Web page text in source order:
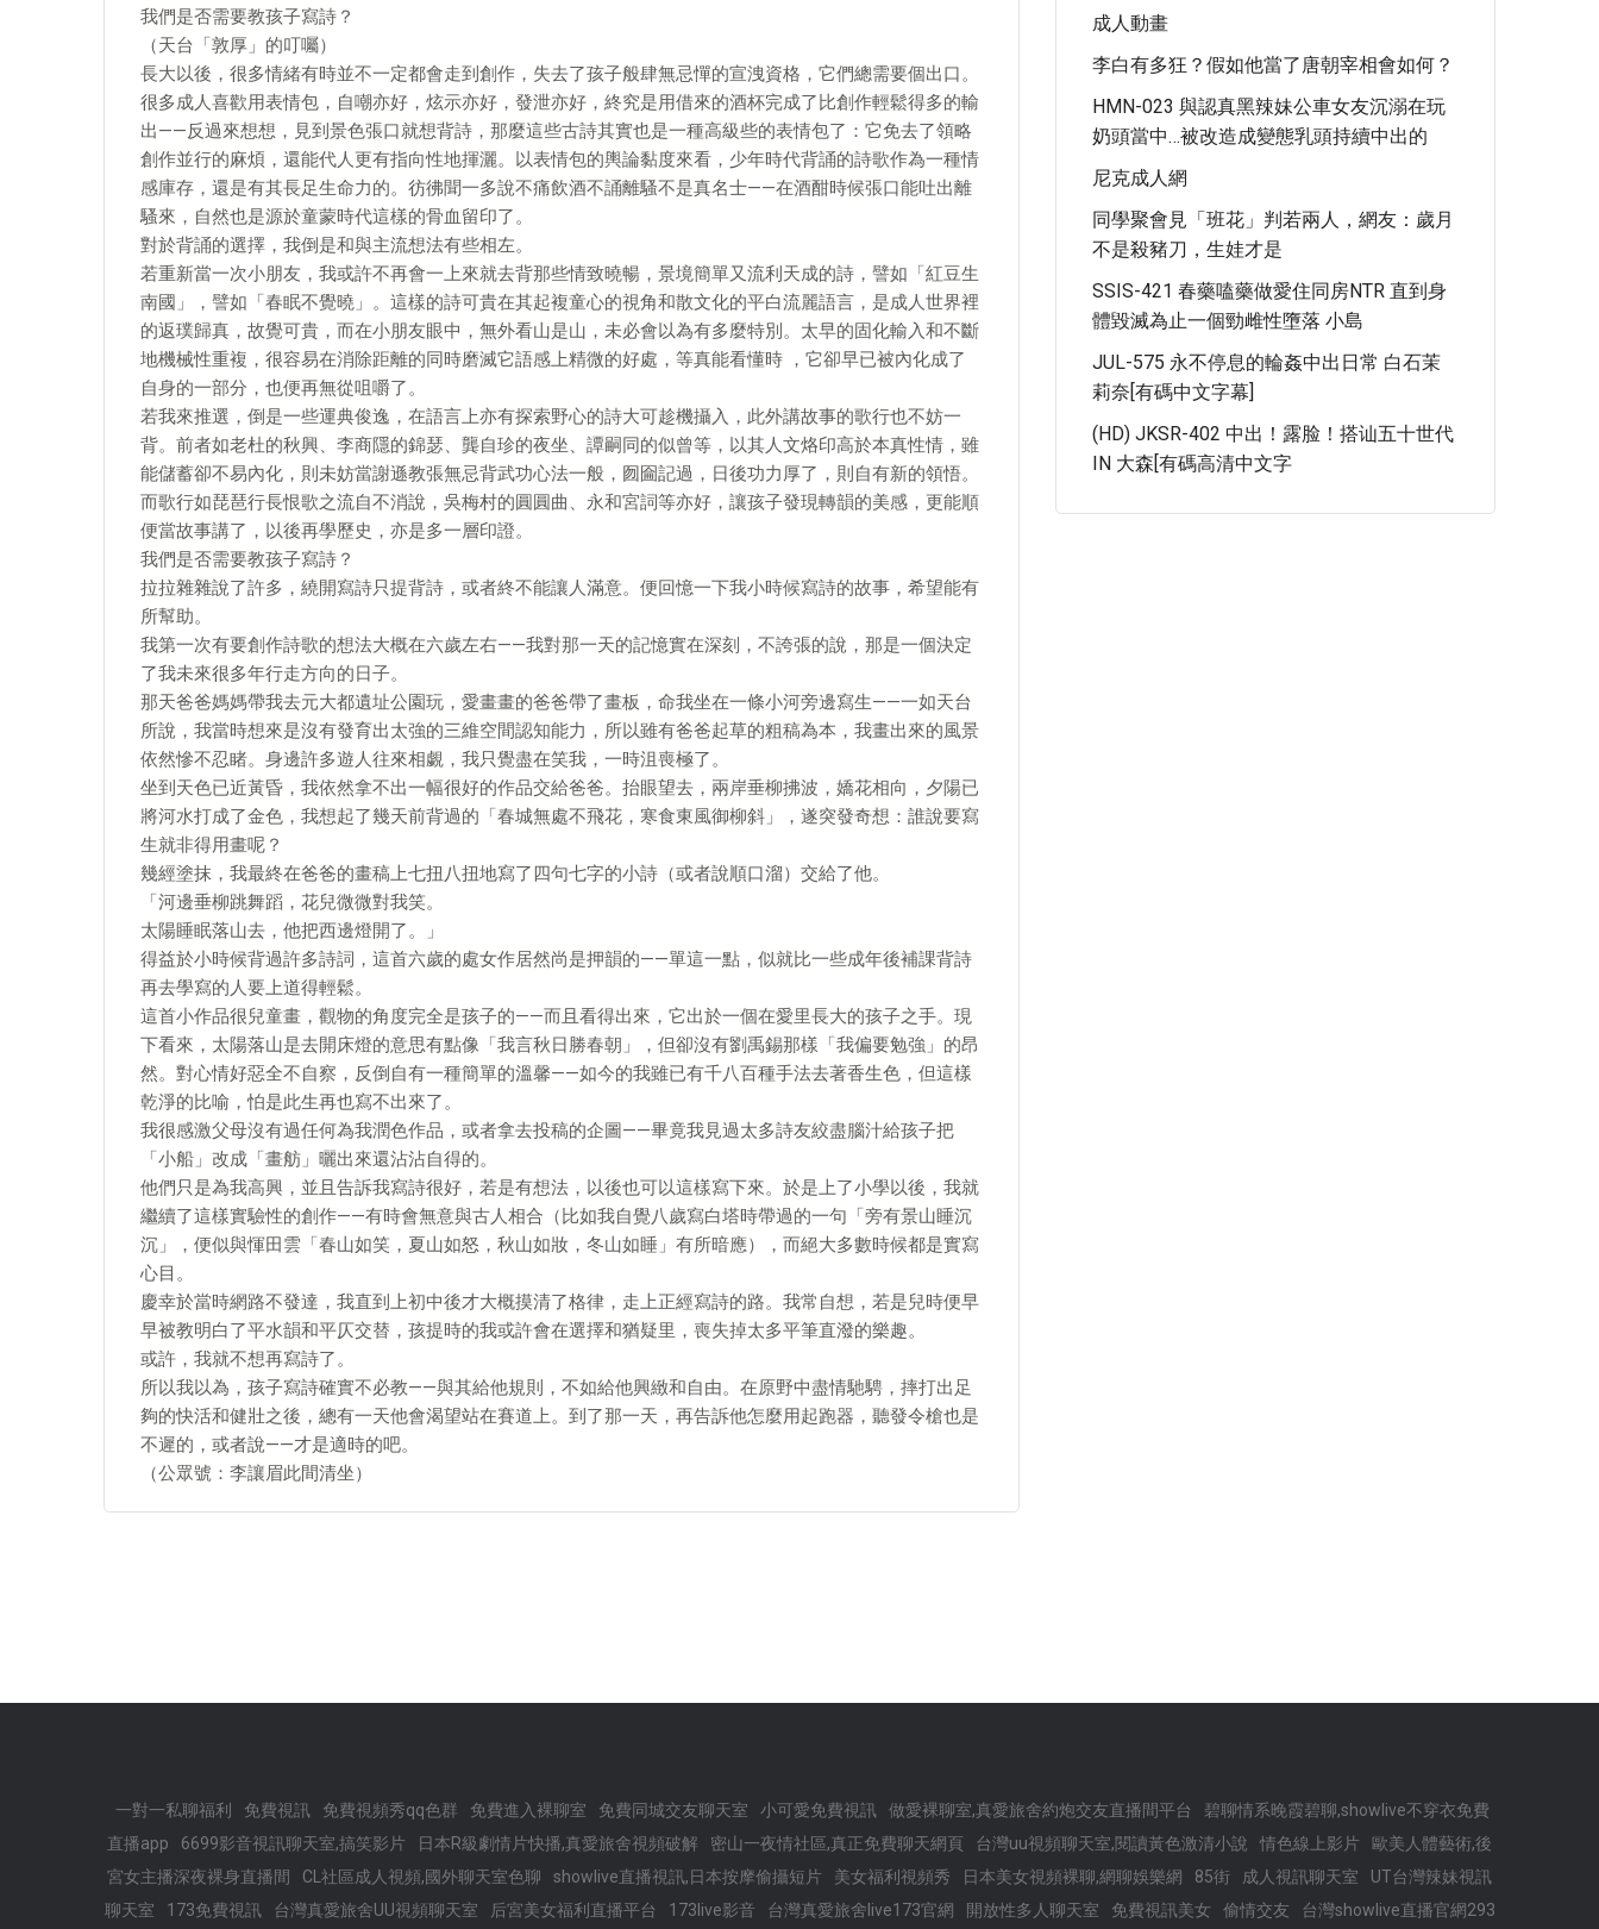
我們是否需要教孩子寫詩？
（天台「敦厚」的叮囑）
長大以後，很多情緒有時並不一定都會走到創作，失去了孩子般肆無忌憚的宣洩資格，它們總需要個出口。
很多成人喜歡用表情包，自嘲亦好，炫示亦好，發泄亦好，終究是用借來的酒杯完成了比創作輕鬆得多的輸
出——反過來想想，見到景色張口就想背詩，那麼這些古詩其實也是一種高級些的表情包了：它免去了領略
創作並行的麻煩，還能代人更有指向性地揮灑。以表情包的輿論黏度來看，少年時代背誦的詩歌作為一種情
感庫存，還是有其長足生命力的。彷彿聞一多說不痛飲酒不誦離騷不是真名士——在酒酣時候張口能吐出離
騷來，自然也是源於童蒙時代這樣的骨血留印了。
對於背誦的選擇，我倒是和與主流想法有些相左。
若重新當一次小朋友，我或許不再會一上來就去背那些情致曉暢，景境簡單又流利天成的詩，譬如「紅豆生
南國」，譬如「春眠不覺曉」。這樣的詩可貴在其起複童心的視角和散文化的平白流麗語言，是成人世界裡
的返璞歸真，故覺可貴，而在小朋友眼中，無外看山是山，未必會以為有多麼特別。太早的固化輸入和不斷
地機械性重複，很容易在消除距離的同時磨滅它語感上精微的好處，等真能看懂時 ，它卻早已被內化成了
自身的一部分，也便再無從咀嚼了。
若我來推選，倒是一些運典俊逸，在語言上亦有探索野心的詩大可趁機攝入，此外講故事的歌行也不妨一
背。前者如老杜的秋興、李商隱的錦瑟、龔自珍的夜坐、譚嗣同的似曾等，以其人文烙印高於本真性情，雖
能儲蓄卻不易內化，則未妨當謝遜教張無忌背武功心法一般，囫圇記過，日後功力厚了，則自有新的領悟。
而歌行如琵琶行長恨歌之流自不消說，吳梅村的圓圓曲、永和宮詞等亦好，讓孩子發現轉韻的美感，更能順
便當故事講了，以後再學歷史，亦是多一層印證。
我們是否需要教孩子寫詩？
拉拉雜雜說了許多，繞開寫詩只提背詩，或者終不能讓人滿意。便回憶一下我小時候寫詩的故事，希望能有
所幫助。
我第一次有要創作詩歌的想法大概在六歲左右——我對那一天的記憶實在深刻，不誇張的說，那是一個決定
了我未來很多年行走方向的日子。
那天爸爸媽媽帶我去元大都遺址公園玩，愛畫畫的爸爸帶了畫板，命我坐在一條小河旁邊寫生——一如天台
所說，我當時想來是沒有發育出太強的三維空間認知能力，所以雖有爸爸起草的粗稿為本，我畫出來的風景
依然慘不忍睹。身邊許多遊人往來相覷，我只覺盡在笑我，一時沮喪極了。
坐到天色已近黃昏，我依然拿不出一幅很好的作品交給爸爸。抬眼望去，兩岸垂柳拂波，嬌花相向，夕陽已
將河水打成了金色，我想起了幾天前背過的「春城無處不飛花，寒食東風御柳斜」，遂突發奇想：誰說要寫
生就非得用畫呢？
幾經塗抹，我最終在爸爸的畫稿上七扭八扭地寫了四句七字的小詩（或者說順口溜）交給了他。
「河邊垂柳跳舞蹈，花兒微微對我笑。
太陽睡眠落山去，他把西邊燈開了。」
得益於小時候背過許多詩詞，這首六歲的處女作居然尚是押韻的——單這一點，似就比一些成年後補課背詩
再去學寫的人要上道得輕鬆。
這首小作品很兒童畫，觀物的角度完全是孩子的——而且看得出來，它出於一個在愛里長大的孩子之手。現
下看來，太陽落山是去開床燈的意思有點像「我言秋日勝春朝」，但卻沒有劉禹錫那樣「我偏要勉強」的昂
然。對心情好惡全不自察，反倒自有一種簡單的溫馨——如今的我雖已有千八百種手法去著香生色，但這樣
乾淨的比喻，怕是此生再也寫不出來了。
我很感激父母沒有過任何為我潤色作品，或者拿去投稿的企圖——畢竟我見過太多詩友絞盡腦汁給孩子把
「小船」改成「畫舫」曬出來還沾沾自得的。
他們只是為我高興，並且告訴我寫詩很好，若是有想法，以後也可以這樣寫下來。於是上了小學以後，我就
繼續了這樣實驗性的創作——有時會無意與古人相合（比如我自覺八歲寫白塔時帶過的一句「旁有景山睡沉
沉」，便似與惲田雲「春山如笑，夏山如怒，秋山如妝，冬山如睡」有所暗應），而絕大多數時候都是實寫
心目。
慶幸於當時網路不發達，我直到上初中後才大概摸清了格律，走上正經寫詩的路。我常自想，若是兒時便早
早被教明白了平水韻和平仄交替，孩提時的我或許會在選擇和猶疑里，喪失掉太多平筆直潑的樂趣。
或許，我就不想再寫詩了。
所以我以為，孩子寫詩確實不必教——與其給他規則，不如給他興緻和自由。在原野中盡情馳騁，摔打出足
夠的快活和健壯之後，總有一天他會渴望站在賽道上。到了那一天，再告訴他怎麼用起跑器，聽發令槍也是
不遲的，或者說——才是適時的吧。
（公眾號：李讓眉此間清坐）
成人動畫
李白有多狂？假如他當了唐朝宰相會如何？
HMN-023 與認真黑辣妹公車女友沉溺在玩
奶頭當中…被改造成變態乳頭持續中出的
尼克成人網
同學聚會見「班花」判若兩人，網友：歲月
不是殺豬刀，生娃才是
SSIS-421 春藥嗑藥做愛住同房NTR 直到身
體毀滅為止一個勁雌性墮落 小島
JUL-575 永不停息的輪姦中出日常 白石茉
莉奈[有碼中文字幕]
(HD) JKSR-402 中出！露脸！搭讪五十世代
IN 大森[有碼高清中文字
一對一私聊福利 免費視訊 免費視頻秀qq色群 免費進入裸聊室 免費同城交友聊天室 小可愛免費視訊 做愛裸聊室,真愛旅舍約炮交友直播間平台
碧聊情系晚霞碧聊,showlive不穿衣免費
直播app
6699影音視訊聊天室,搞笑影片 日本R級劇情片快播,真愛旅舍視頻破解 密山一夜情社區,真正免費聊天網頁 台灣uu視頻聊天室,閱讀黃色激清小說 情色線上影片
歐美人體藝術,後
宮女主播深夜裸身直播間
CL社區成人視頻,國外聊天室色聊 showlive直播視訊,日本按摩偷攝短片 美女福利視頻秀 日本美女視頻裸聊,網聊娛樂網 85街 成人視訊聊天室
UT台灣辣妹視訊
聊天室
173免費視訊 台灣真愛旅舍UU視頻聊天室 后宮美女福利直播平台 173live影音 台灣真愛旅舍live173官網 開放性多人聊天室 免費視訊美女 偷情交友 台灣showlive直播官網293